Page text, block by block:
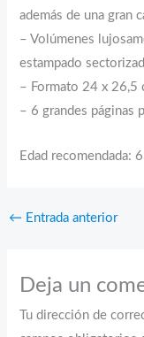
además de una gran
– Volúmenes
estampado
– Formato 24 x 26,5
– 6 grandes páginas
Edad recomendada:
← Entrada anterior
Deja un
Tu dirección de